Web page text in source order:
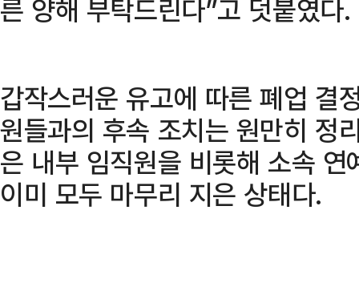
른 양해 부탁드린다”고 덧붙였다.
갑작스러운 유고에 따른 폐업 결
원들과의 후속 조치는 원만히 정
은 내부 임직원을 비롯해 소속
이미 모두 마무리 지은 상태다.